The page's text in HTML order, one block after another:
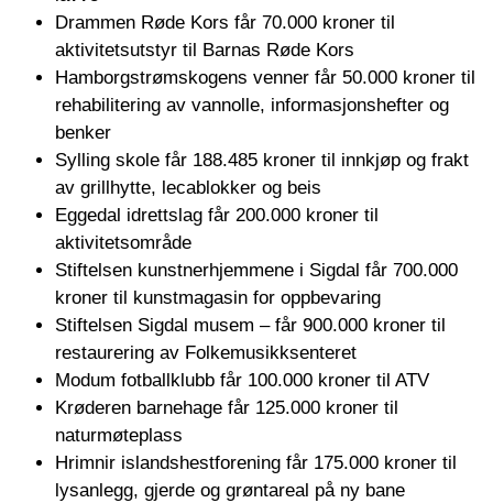
Drammen Røde Kors får 70.000 kroner til
aktivitetsutstyr til Barnas Røde Kors
Hamborgstrømskogens venner får 50.000 kroner til
rehabilitering av vannolle, informasjonshefter og
benker
Sylling skole får 188.485 kroner til innkjøp og frakt
av grillhytte, lecablokker og beis
Eggedal idrettslag får 200.000 kroner til
aktivitetsområde
Stiftelsen kunstnerhjemmene i Sigdal får 700.000
kroner til kunstmagasin for oppbevaring
Stiftelsen Sigdal musem – får 900.000 kroner til
restaurering av Folkemusikksenteret
Modum fotballklubb får 100.000 kroner til ATV
Krøderen barnehage får 125.000 kroner til
naturmøteplass
Hrimnir islandshestforening får 175.000 kroner til
lysanlegg, gjerde og grøntareal på ny bane